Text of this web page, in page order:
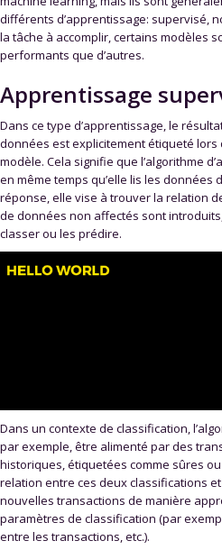
différents d’apprentissage: supervisé,
la tâche à accomplir, certains modèles
performants que d’autres.
Apprentissage
Dans ce type d’apprentissage, le
données est explicitement étiqueté lors
modèle. Cela signifie que l’algorithme
en même temps qu’elle lis les données
réponse, elle vise à trouver la relation
de données non affectés sont
classer ou les prédire.
Dans un contexte de classification,
par exemple, être alimenté par des
historiques, étiquetées comme sûres
relation entre ces deux classifications
nouvelles transactions de manière
paramètres de classification (par
entre les transactions, etc.).